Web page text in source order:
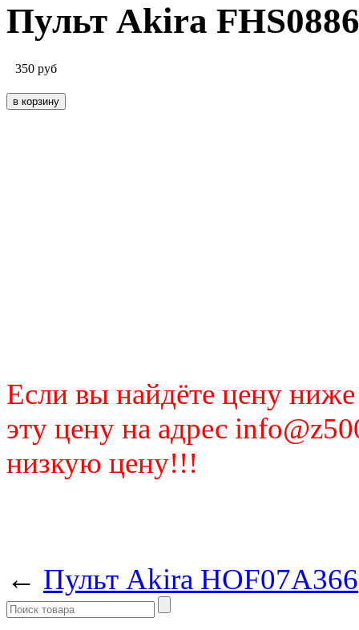
Пульт Akira FHS0886
350 руб
Если вы найдёте цену
эту цену на адрес
низкую цену!!!
← Пульт Akira HOF07A366